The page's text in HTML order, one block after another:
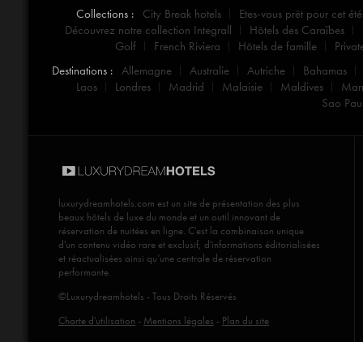
Collections : City Break hotels
Etes-vous prêt pour cet été
Découvrez notre collection Integrall
Hôtels des Caraïbes
Golf
French Riviera Hôtels de famille
Destinations : Allemagne Australie Autriche
Bahamas
Laos
Londres Madrid Malaisie Maldives
Sao
luxurydreamhotels.com est un site de présentation des plus
beaux hôtels de luxe du monde et un outil innovant de
réservation de nuitées en ligne. C'est la combinaison unique
d'un contenu vidéo rare et exclusif, d'informations éditorialisées
et réactualisées ainsi qu’une centrale de réservation
performante.
©Luxurydreamhotels - Tous Droits Réservés
Charte d'utilisation - Mentions légales - Plan du site